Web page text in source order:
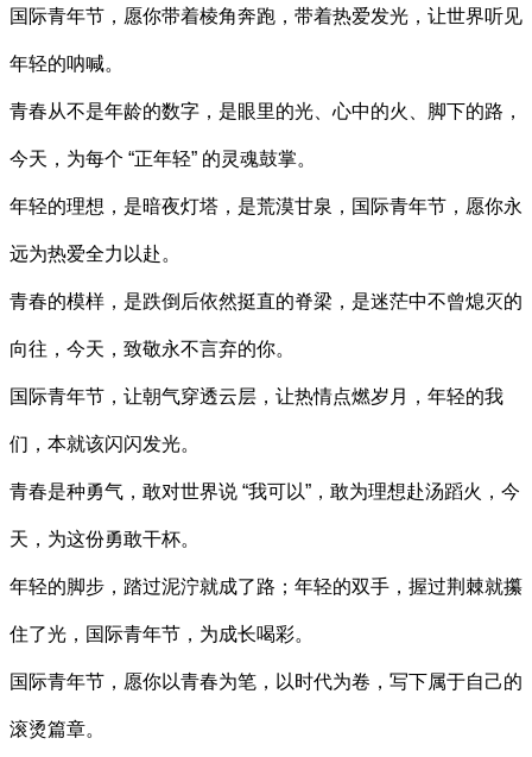
国际青年节，愿你带着棱角奔跑，带着热爱发光，让世界听见
年轻的呐喊。
青春从不是年龄的数字，是眼里的光、心中的火、脚下的路，
今天，为每个 “正年轻” 的灵魂鼓掌。
年轻的理想，是暗夜灯塔，是荒漠甘泉，国际青年节，愿你永
远为热爱全力以赴。
青春的模样，是跌倒后依然挺直的脊梁，是迷茫中不曾熄灭的
向往，今天，致敬永不言弃的你。
国际青年节，让朝气穿透云层，让热情点燃岁月，年轻的我
们，本就该闪闪发光。
青春是种勇气，敢对世界说 “我可以”，敢为理想赴汤蹈火，今
天，为这份勇敢干杯。
年轻的脚步，踏过泥泞就成了路；年轻的双手，握过荆棘就攥
住了光，国际青年节，为成长喝彩。
国际青年节，愿你以青春为笔，以时代为卷，写下属于自己的
滚烫篇章。